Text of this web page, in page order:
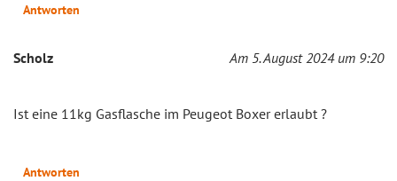
Antworten
Scholz Am 5. August 2024 um 9:20
Ist eine 11kg Gasflasche im Peugeot Boxer erlaubt ?
Antworten